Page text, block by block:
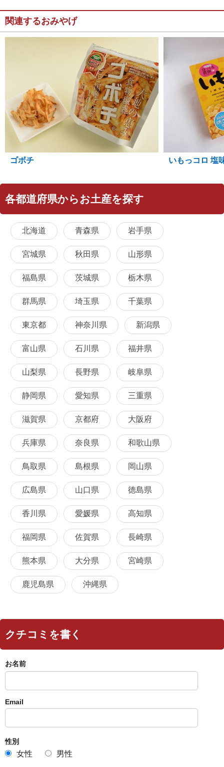
関連するおみやげ
ゴボチ いもっコロ 塩
各都道府県からお土産を探す
北海道 青森県 岩手県
宮城県 秋田県 山形県
福島県 茨城県 栃木県
群馬県 埼玉県 千葉県
東京都 神奈川県 新潟県
富山県 石川県 福井県
山梨県 長野県 岐阜県
静岡県 愛知県 三重県
滋賀県 京都府 大阪府
兵庫県 奈良県 和歌山県
鳥取県 島根県 岡山県
広島県 山口県 徳島県
香川県 愛媛県 高知県
福岡県 佐賀県 長崎県
熊本県 大分県 宮崎県
鹿児島県 沖縄県
クチコミを書く
お名前
Email
性別
女性 男性